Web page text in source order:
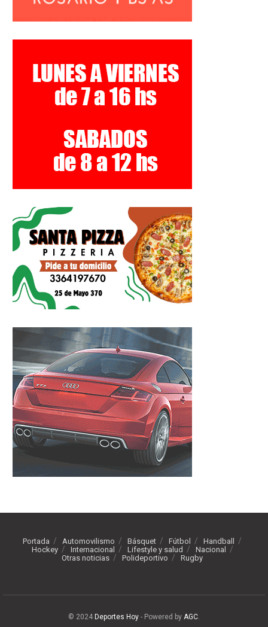
Portada Automovilismo Básquet Fútbol
Handball
Hockey
Internacional Lifestyle y salud
Nacional
Otras noticias
Polideportivo Rugby
© 2024 Deportes Hoy - Powered by AGC.